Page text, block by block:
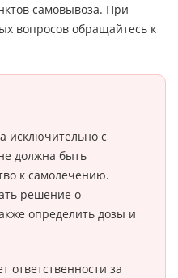
самовывоза. При
вопросов обращайтесь к
исключительно с
должна быть
к самолечению.
решение о
определить дозы и
ответственности за